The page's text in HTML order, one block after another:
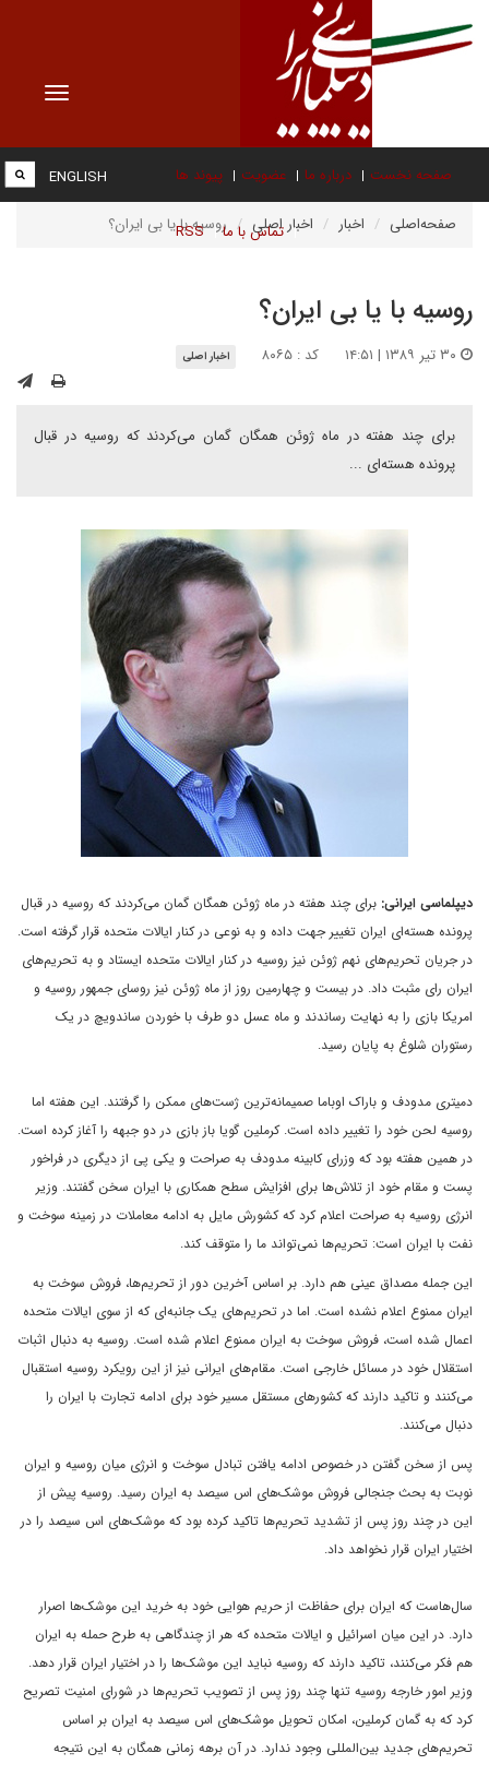
Toggle
صفحه نخست درباره ما عضویت پیوند ها
تماس با ما RSS
ENGLISH
صفحه‌اصلی اخبار اخبار اصلی روسیه با یا بی ایران؟
روسیه با یا بی ایران؟
کد : ۸۰۶۵ اخبار اصلی
برای چند هفته در ماه ژوئن همگان گمان می‌کردند که روسیه در قبال
پرونده هسته‌ای ...
دیپلماسی ایرانی: برای چند هفته در ماه ژوئن همگان گمان می‌کردند که روسیه در قبال
پرونده هسته‌ای ایران تغییر جهت داده و به نوعی در کنار ایالات متحده قرار گرفته است.
در جریان تحریم‌های نهم ژوئن نیز روسیه در کنار ایالات متحده ایستاد و به تحریم‌های
ایران رای مثبت داد. در بیست و چهارمین روز از ماه ژوئن نیز روسای جمهور روسیه و
امریکا بازی را به نهایت رساندند و ماه عسل دو طرف با خوردن ساندویچ در یک
رستوران شلوغ به پایان رسید.
دمیتری مدودف و باراک اوباما صمیمانه‌ترین ژست‌های ممکن را گرفتند. این هفته اما
روسیه لحن خود را تغییر داده است. کرملین گویا باز بازی در دو جبهه را آغاز کرده است.
در همین هفته بود که وزرای کابینه مدودف به صراحت و یکی پی از دیگری در فراخور
پست و مقام خود از تلاش‌ها برای افزایش سطح همکاری با ایران سخن گفتند. وزیر
انرژی روسیه به صراحت اعلام کرد که کشورش مایل به ادامه معاملات در زمینه سوخت و
نفت با ایران است: تحریم‌ها نمی‌تواند ما را متوقف کند.
این جمله مصداق عینی هم دارد. بر اساس آخرین دور از تحریم‌ها، فروش سوخت به
ایران ممنوع اعلام نشده است. اما در تحریم‌های یک جانبه‌ای که از سوی ایالات متحده
اعمال شده است، فروش سوخت به ایران ممنوع اعلام شده است. روسیه به دنبال اثبات
استقلال خود در مسائل خارجی است. مقام‌های ایرانی نیز از این رویکرد روسیه استقبال
می‌کنند و تاکید دارند که کشورهای مستقل مسیر خود برای ادامه تجارت با ایران را
دنبال می‌کنند.
پس از سخن گفتن در خصوص ادامه یافتن تبادل سوخت و انرژی میان روسیه و ایران
نوبت به بحث جنجالی فروش موشک‌های اس سیصد به ایران رسید. روسیه پیش از
این در چند روز پس از تشدید تحریم‌ها تاکید کرده بود که موشک‌های اس سیصد را در
اختیار ایران قرار نخواهد داد.
سال‌هاست که ایران برای حفاظت از حریم هوایی خود به خرید این موشک‌ها اصرار
دارد. در این میان اسرائیل و ایالات متحده که هر از چندگاهی به طرح حمله به ایران
هم فکر می‌کنند، تاکید دارند که روسیه نباید این موشک‌ها را در اختیار ایران قرار دهد.
وزیر امور خارجه روسیه تنها چند روز پس از تصویب تحریم‌ها در شورای امنیت تصریح
کرد که به گمان کرملین، امکان تحویل موشک‌های اس سیصد به ایران بر اساس
تحریم‌های جدید بین‌المللی وجود ندارد. در آن برهه زمانی همگان به این نتیجه